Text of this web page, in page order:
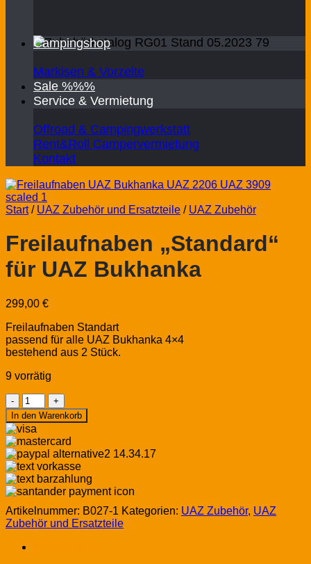
Campingshop
Markisen & Vorzelte
Sale %%%
Service & Vermietung
Offroad & Campingwerkstatt
Rent&Roll Campervermietung
Kontakt
Start / UAZ Zubehör und Ersatzteile / UAZ Zubehör
Freilaufnaben „Standard“
für UAZ Bukhanka
299,00 €
Freilaufnaben Standart
passend für alle UAZ Bukhanka 4×4
bestehend aus 2 Stück.
9 vorrätig
Freilaufnaben
"Standard"
für
UAZ
Bukhanka
Menge
In den Warenkorb
Artikelnummer: B027-1 Kategorien: UAZ Zubehör, UAZ
Zubehör und Ersatzteile